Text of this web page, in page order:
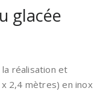
glacée
la réalisation et
x 2,4 mètres) en inox